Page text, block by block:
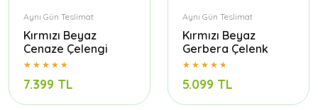
Aynı Gün Teslimat
Kırmızı Beyaz
Cenaze Çelengi
7.399 TL
Aynı Gün Teslimat
Kırmızı Beyaz
Gerbera Çelenk
5.099 TL